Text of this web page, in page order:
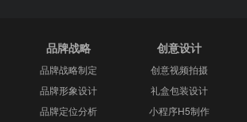
品牌战略
品牌战略制定
品牌形象设计
品牌定位分析
创意设计
创意视频拍摄
礼盒包装设计
小程序H5制作